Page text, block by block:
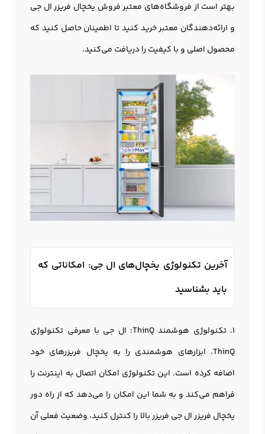
بهتر است از فروشگاه‌های معتبر فروش یخچال فریزر ال جی
و ارائه‌دهندگان معتبر خرید کنید تا اطمینان حاصل کنید که
محصول اصلی و با کیفیت را دریافت می‌کنید.
آخرین تکنولوژی یخچال‌های ال جی: امکاناتی که
باید بشناسید
1. تکنولوژی هوشمند ThinQ: ال جی با معرفی تکنولوژی
ThinQ، ابزارهای هوشمندی را به یخچال فریزرهای خود
اضافه کرده است. این تکنولوژی امکان اتصال به اینترنت را
فراهم می‌کند و به شما این امکان را می‌دهد که از راه دور
یخچال فریزر ال جی فریزر بالا را کنترل کنید، وضعیت فعلی آن